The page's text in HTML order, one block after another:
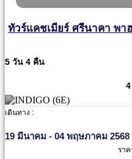
ทัวร์แคชเมียร์ ศรีนาคา พา
5 วัน 4 คืน
เดินทาง :
19 มีนาคม - 04 พฤษภาคม 2568
ราค